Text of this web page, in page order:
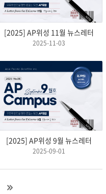
[2025] AP위성 11월 뉴스레터
2025-11-03
[2025] AP위성 9월 뉴스레터
2025-09-01